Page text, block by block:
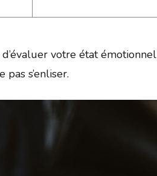
votre état émotionnel
s’enliser.